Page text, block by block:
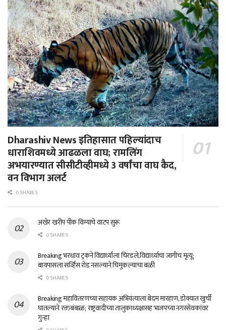
Dharashiv News इतिहासात पहिल्यांदाच
धाराशिवमध्ये आढळला वाघ; रामलिंग
अभयारण्यात सीसीटीव्हीमध्ये 3 वर्षांचा वाघ कैद,
वन विभाग अलर्ट
0 SHARES
अखेर खरीप पीक विम्याचे वाटप सुरू
0 SHARES
Breaking भरधाव ट्रकने विद्यार्थ्याला चिरडले,विद्यार्थ्याचा जागीच मृत्यू;
बायपासला सर्व्हिस रोड नसल्याने चिमुकल्याचा बळी
0 SHARES
Breaking महावितरणच्या सहायक अभियंत्याला बेदम मारहाण, डोक्यात खुर्ची
घातल्याने रक्तबंबाळ; राष्ट्रवादीच्या तालुकाध्यक्षासह भाजपच्या नगरसेवकांवर
गुन्हा